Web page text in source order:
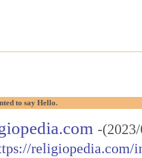
to say Hello.
-
religiopedia.com/